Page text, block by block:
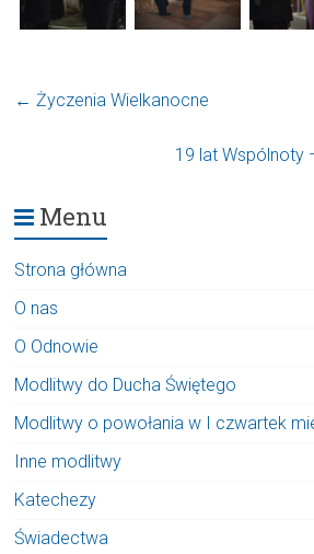
← Życzenia Wielkanocne
19 lat Wspólnoty
Menu
Strona główna
O nas
O Odnowie
Modlitwy do Ducha Świętego
Modlitwy o powołania w I czwartek
Inne modlitwy
Katechezy
Świadectwa